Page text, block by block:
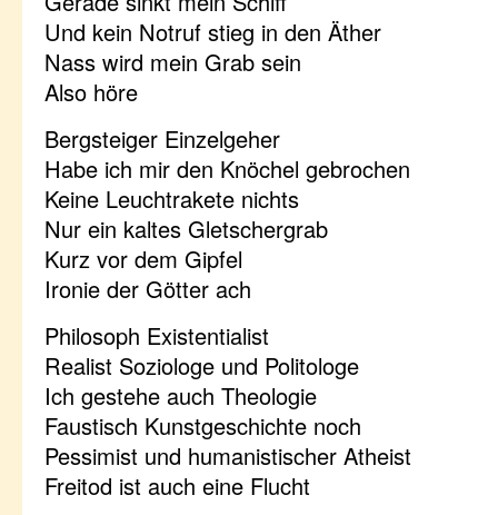
Und kein Notruf stieg in den Äther
Nass wird mein Grab sein
Also höre
Bergsteiger Einzelgeher
Habe ich mir den Knöchel gebrochen
Keine Leuchtrakete nichts
Nur ein kaltes Gletschergrab
Kurz vor dem Gipfel
Ironie der Götter ach
Philosoph Existentialist
Realist Soziologe und Politologe
Ich gestehe auch Theologie
Faustisch Kunstgeschichte noch
Pessimist und humanistischer Atheist
Freitod ist auch eine Flucht